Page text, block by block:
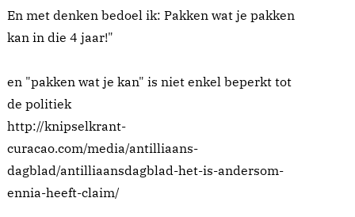
En met denken bedoel ik: Pakken wat je pakken
kan in die 4 jaar!"
en "pakken wat je kan" is niet enkel beperkt tot
de politiek
http://knipselkrant-
curacao.com/media/antilliaans-
dagblad/antilliaansdagblad-het-is-andersom-
ennia-heeft-claim/